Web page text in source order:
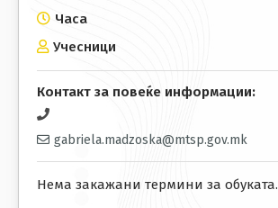
Часа
Учесници
Контакт за повеќе информации:
gabriela.madzoska@mtsp.gov.mk
Нема закажани термини за обуката.